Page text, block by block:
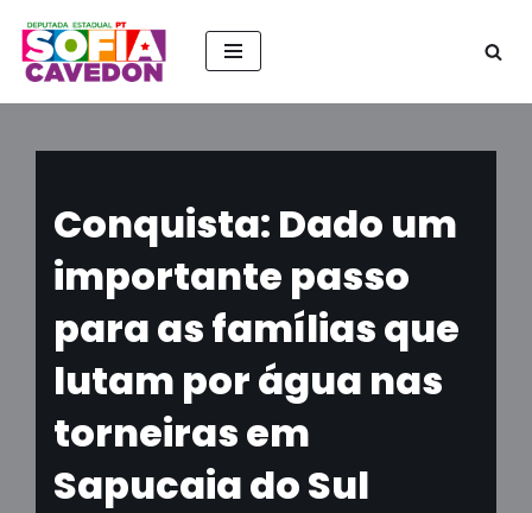
Pular
conteúdo
Conquista: Dado um
importante passo
para as famílias que
lutam por água nas
torneiras em
Sapucaia do Sul